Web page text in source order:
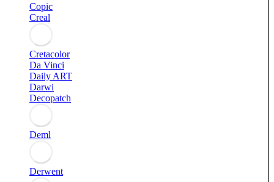
Copic
Creal
Cretacolor
Da Vinci
Daily ART
Darwi
Decopatch
Deml
Derwent